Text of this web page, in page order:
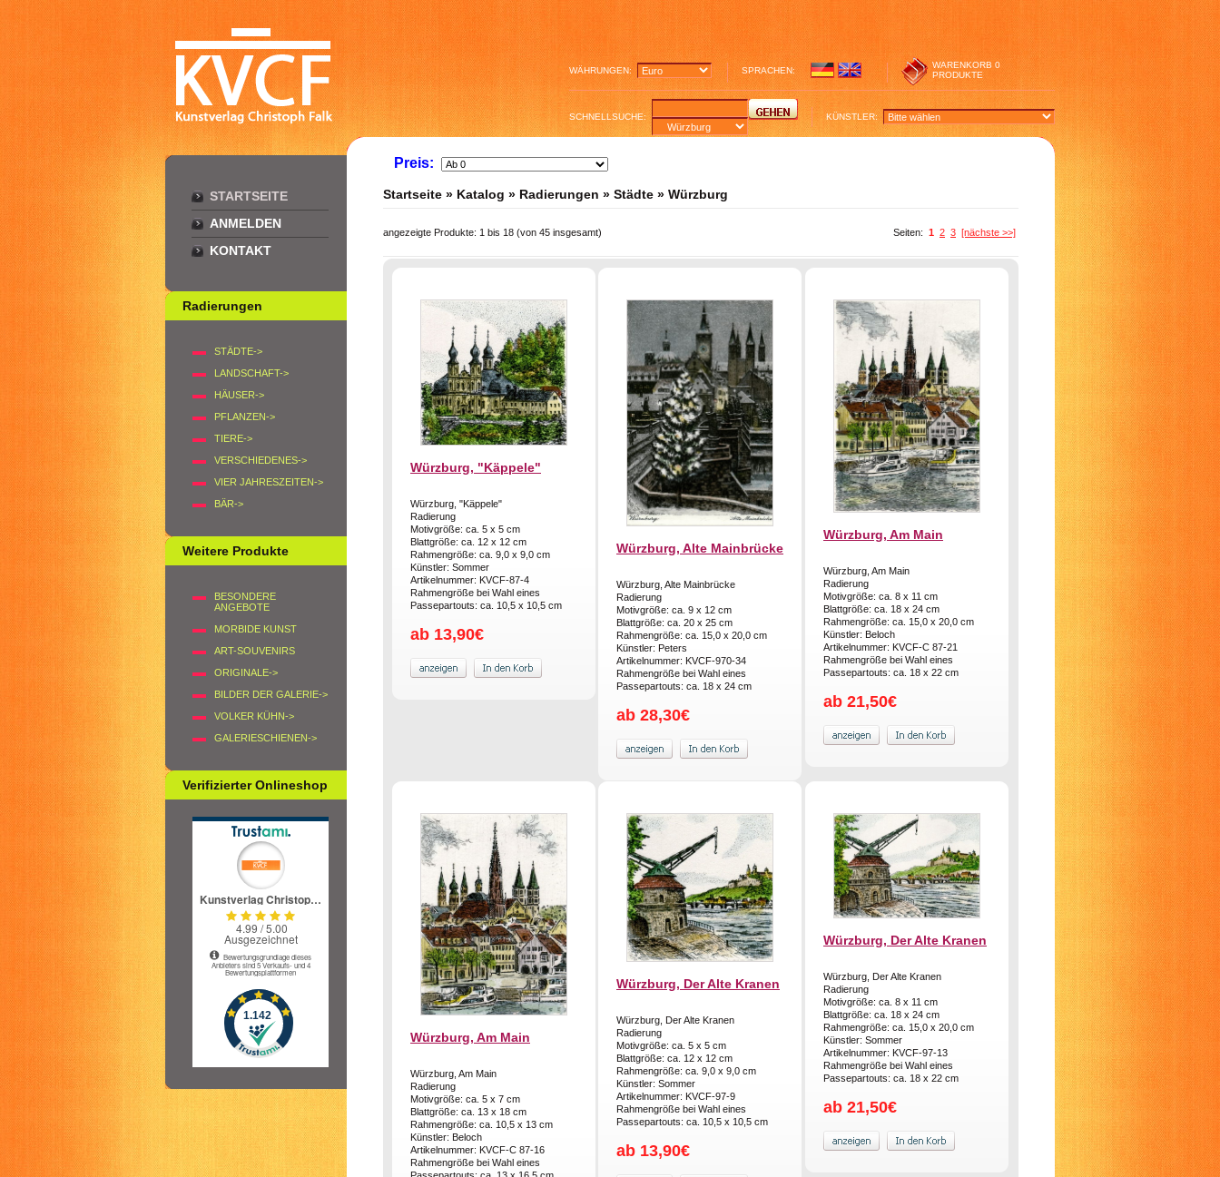
WÄHRUNGEN: SPRACHEN:
WARENKORB 0
PRODUKTE
SCHNELLSUCHE: KÜNSTLER:
STARTSEITE
ANMELDEN
KONTAKT
Radierungen
STÄDTE->
LANDSCHAFT->
HÄUSER->
PFLANZEN->
TIERE->
VERSCHIEDENES->
VIER JAHRESZEITEN->
BÄR->
Weitere Produkte
BESONDERE
ANGEBOTE
MORBIDE KUNST
ART-SOUVENIRS
ORIGINALE->
BILDER DER GALERIE->
VOLKER KÜHN->
GALERIESCHIENEN->
Verifizierter Onlineshop
Preis:
Startseite » Katalog » Radierungen » Städte » Würzburg
angezeigte Produkte: 1 bis 18 (von 45 insgesamt) Seiten: 1 2 3 [nächste >>]
Würzburg, "Käppele"
Würzburg, "Käppele"
Radierung
Motivgröße: ca. 5 x 5 cm
Blattgröße: ca. 12 x 12 cm
Rahmengröße: ca. 9,0 x 9,0 cm
Künstler: Sommer
Artikelnummer: KVCF-87-4
Rahmengröße bei Wahl eines
Passepartouts: ca. 10,5 x 10,5 cm
ab 13,90€
Würzburg, Alte Mainbrücke
Würzburg, Alte Mainbrücke
Radierung
Motivgröße: ca. 9 x 12 cm
Blattgröße: ca. 20 x 25 cm
Rahmengröße: ca. 15,0 x 20,0 cm
Künstler: Peters
Artikelnummer: KVCF-970-34
Rahmengröße bei Wahl eines
Passepartouts: ca. 18 x 24 cm
ab 28,30€
Würzburg, Am Main
Würzburg, Am Main
Radierung
Motivgröße: ca. 8 x 11 cm
Blattgröße: ca. 18 x 24 cm
Rahmengröße: ca. 15,0 x 20,0 cm
Künstler: Beloch
Artikelnummer: KVCF-C 87-21
Rahmengröße bei Wahl eines
Passepartouts: ca. 18 x 22 cm
ab 21,50€
Würzburg, Am Main
Würzburg, Am Main
Radierung
Motivgröße: ca. 5 x 7 cm
Blattgröße: ca. 13 x 18 cm
Rahmengröße: ca. 10,5 x 13 cm
Künstler: Beloch
Artikelnummer: KVCF-C 87-16
Rahmengröße bei Wahl eines
Würzburg, Der Alte Kranen
Würzburg, Der Alte Kranen
Radierung
Motivgröße: ca. 5 x 5 cm
Blattgröße: ca. 12 x 12 cm
Rahmengröße: ca. 9,0 x 9,0 cm
Künstler: Sommer
Artikelnummer: KVCF-97-9
Rahmengröße bei Wahl eines
Passepartouts: ca. 10,5 x 10,5 cm
ab 13,90€
Würzburg, Der Alte Kranen
Würzburg, Der Alte Kranen
Radierung
Motivgröße: ca. 8 x 11 cm
Blattgröße: ca. 18 x 24 cm
Rahmengröße: ca. 15,0 x 20,0 cm
Künstler: Sommer
Artikelnummer: KVCF-97-13
Rahmengröße bei Wahl eines
Passepartouts: ca. 18 x 22 cm
ab 21,50€